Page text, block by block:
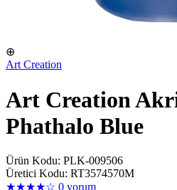
⊕
Art Creation
Art Creation
Phathalo Blue
Ürün Kodu: PLK-009506
Üretici Kodu: RT3574570M
★★★★☆ 0 yorum